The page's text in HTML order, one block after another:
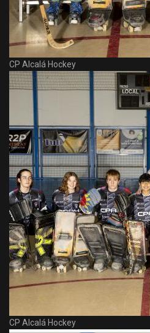
CP Alcalá Hockey
CP Alcalá Hockey